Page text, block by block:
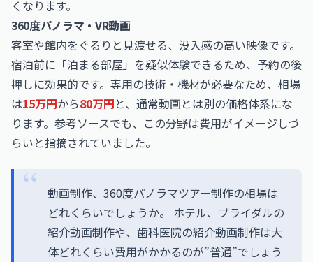
くなります。
360度パノラマ・VR動画
客室や館内をぐるりと見渡せる、没入感の高い映像です。
宿泊前に「泊まる部屋」を疑似体験できるため、予約の後
押しに効果的です。専用の技術・機材が必要なため、相場
は15万円から80万円と、通常動画とは別の価格体系にな
ります。参考ソースでも、この分野は費用がイメージしづ
らいと指摘されていました。
動画制作、360度パノラマツアー制作の相場は
どれくらいでしょうか。 ホテル、ブライダルの
紹介動画制作や、歯科医院の紹介動画制作は大
体どれくらい費用がかかるのが”普通”でしょう